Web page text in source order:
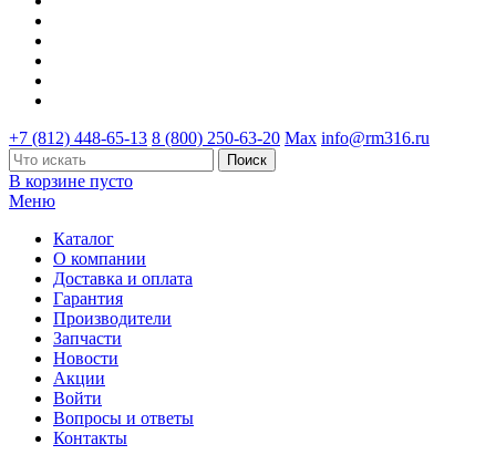
+7 (812) 448-65-13 8 (800) 250-63-20 Max info@rm316.ru
В корзине пусто
Меню
Каталог
О компании
Доставка и оплата
Гарантия
Производители
Запчасти
Новости
Акции
Войти
Вопросы и ответы
Контакты